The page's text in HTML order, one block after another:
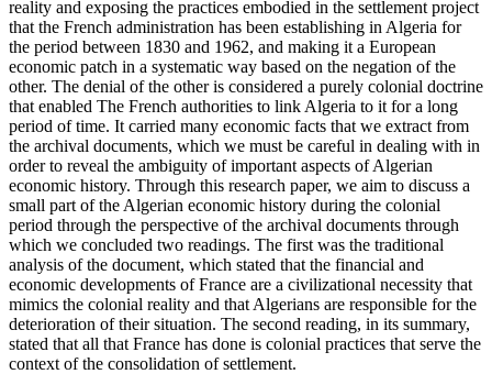
reality and exposing the practices embodied in the settlement project
that the French administration has been establishing in Algeria for
the period between 1830 and 1962, and making it a European
economic patch in a systematic way based on the negation of the
other. The denial of the other is considered a purely colonial doctrine
that enabled The French authorities to link Algeria to it for a long
period of time. It carried many economic facts that we extract from
the archival documents, which we must be careful in dealing with in
order to reveal the ambiguity of important aspects of Algerian
economic history. Through this research paper, we aim to discuss a
small part of the Algerian economic history during the colonial
period through the perspective of the archival documents through
which we concluded two readings. The first was the traditional
analysis of the document, which stated that the financial and
economic developments of France are a civilizational necessity that
mimics the colonial reality and that Algerians are responsible for the
deterioration of their situation. The second reading, in its summary,
stated that all that France has done is colonial practices that serve the
context of the consolidation of settlement.